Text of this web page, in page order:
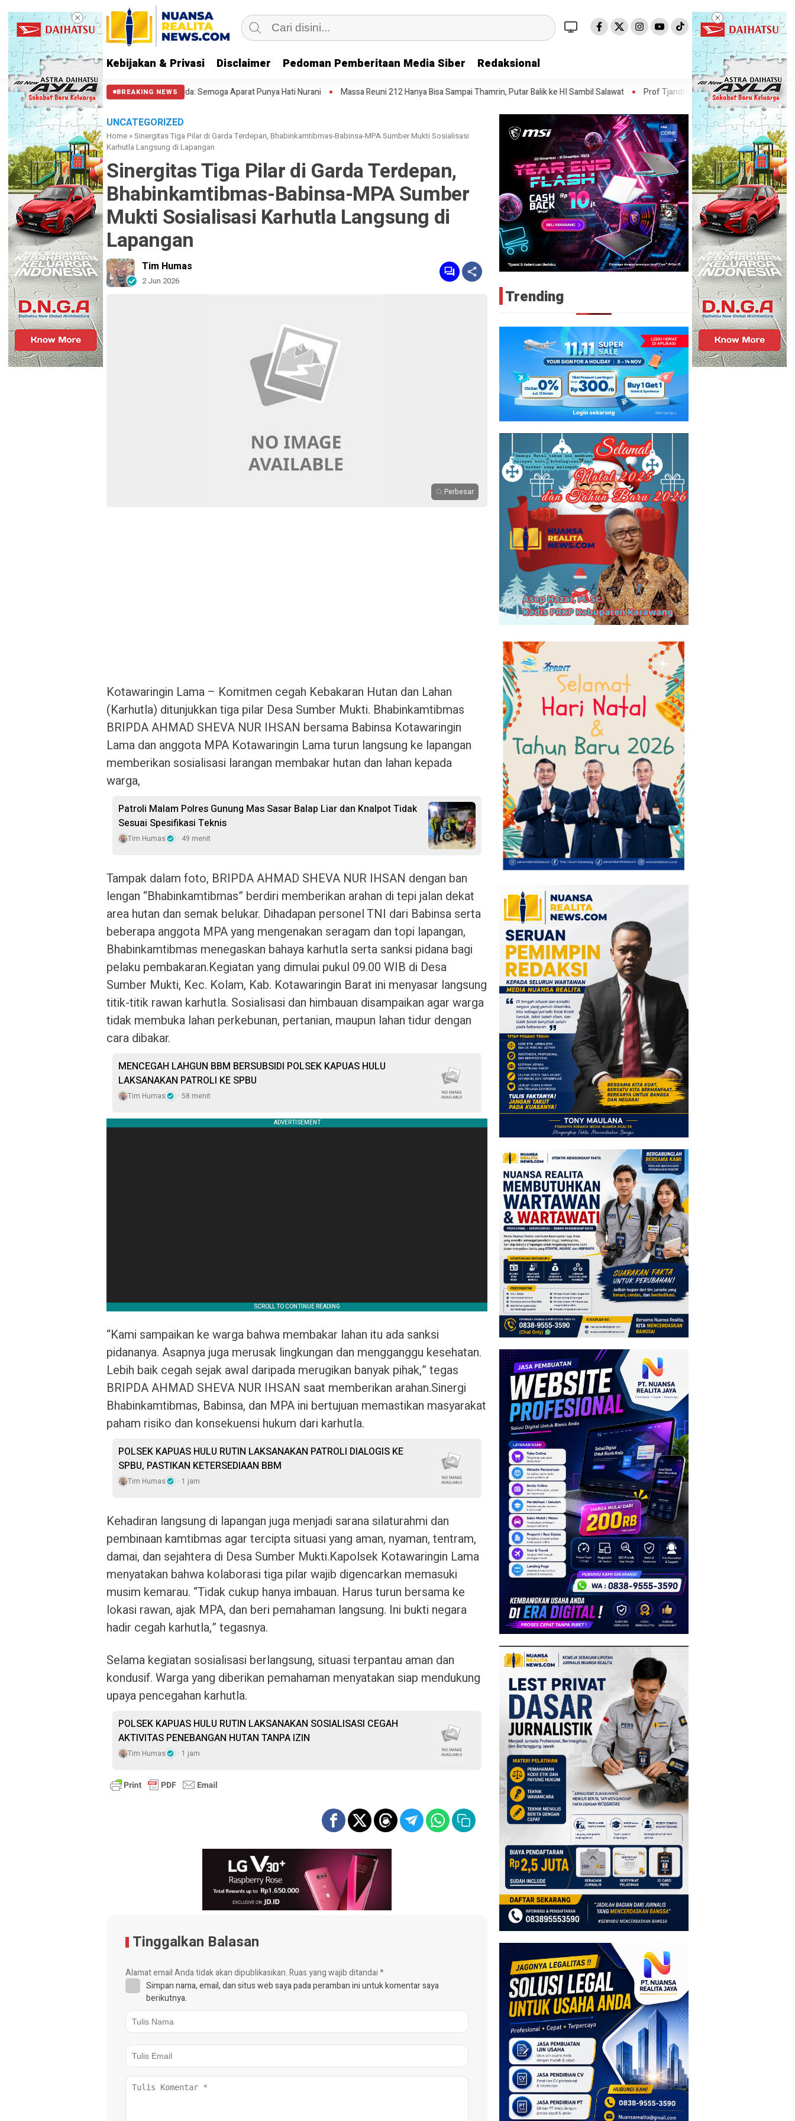
Kebijakan & Privasi Disclaimer Pedoman Pemberitaan Media Siber Redaksional
BREAKING NEWS
Halangi Massa di Patung Kuda: Semoga Aparat Punya Hati Nurani Massa Reuni 212 Hanya Bisa Sampai Thamrin, Putar Balik ke HI Sambil Salawat Prof Tjandra: Varian Omicron Mungkin Berdampak pada Obat
UNCATEGORIZED
Home »Sinergitas Tiga Pilar di Garda Terdepan, Bhabinkamtibmas-Babinsa-MPA Sumber Mukti Sosialisasi
Karhutla Langsung di Lapangan
Sinergitas Tiga Pilar di Garda Terdepan,
Bhabinkamtibmas-Babinsa-MPA Sumber
Mukti Sosialisasi Karhutla Langsung di
Lapangan
Tim Humas
2 Jun 2026
Perbesar
Kotawaringin Lama – Komitmen cegah Kebakaran Hutan dan Lahan
(Karhutla) ditunjukkan tiga pilar Desa Sumber Mukti. Bhabinkamtibmas
BRIPDA AHMAD SHEVA NUR IHSAN bersama Babinsa Kotawaringin
Lama dan anggota MPA Kotawaringin Lama turun langsung ke lapangan
memberikan sosialisasi larangan membakar hutan dan lahan kepada
warga,
Patroli Malam Polres Gunung Mas Sasar Balap Liar dan Knalpot Tidak
Sesuai Spesifikasi Teknis
Tim Humas 49 menit
Tampak dalam foto, BRIPDA AHMAD SHEVA NUR IHSAN dengan ban
lengan “Bhabinkamtibmas” berdiri memberikan arahan di tepi jalan dekat
area hutan dan semak belukar. Dihadapan personel TNI dari Babinsa serta
beberapa anggota MPA yang mengenakan seragam dan topi lapangan,
Bhabinkamtibmas menegaskan bahaya karhutla serta sanksi pidana bagi
pelaku pembakaran.Kegiatan yang dimulai pukul 09.00 WIB di Desa
Sumber Mukti, Kec. Kolam, Kab. Kotawaringin Barat ini menyasar langsung
titik-titik rawan karhutla. Sosialisasi dan himbauan disampaikan agar warga
tidak membuka lahan perkebunan, pertanian, maupun lahan tidur dengan
cara dibakar.
MENCEGAH LAHGUN BBM BERSUBSIDI POLSEK KAPUAS HULU
LAKSANAKAN PATROLI KE SPBU
Tim Humas 58 menit
“Kami sampaikan ke warga bahwa membakar lahan itu ada sanksi
pidananya. Asapnya juga merusak lingkungan dan mengganggu kesehatan.
Lebih baik cegah sejak awal daripada merugikan banyak pihak,” tegas
BRIPDA AHMAD SHEVA NUR IHSAN saat memberikan arahan.Sinergi
Bhabinkamtibmas, Babinsa, dan MPA ini bertujuan memastikan masyarakat
paham risiko dan konsekuensi hukum dari karhutla.
POLSEK KAPUAS HULU RUTIN LAKSANAKAN PATROLI DIALOGIS KE
SPBU, PASTIKAN KETERSEDIAAN BBM
Tim Humas 1 jam
Kehadiran langsung di lapangan juga menjadi sarana silaturahmi dan
pembinaan kamtibmas agar tercipta situasi yang aman, nyaman, tentram,
damai, dan sejahtera di Desa Sumber Mukti.Kapolsek Kotawaringin Lama
menyatakan bahwa kolaborasi tiga pilar wajib digencarkan memasuki
musim kemarau. “Tidak cukup hanya imbauan. Harus turun bersama ke
lokasi rawan, ajak MPA, dan beri pemahaman langsung. Ini bukti negara
hadir cegah karhutla,” tegasnya.
Selama kegiatan sosialisasi berlangsung, situasi terpantau aman dan
kondusif. Warga yang diberikan pemahaman menyatakan siap mendukung
upaya pencegahan karhutla.
POLSEK KAPUAS HULU RUTIN LAKSANAKAN SOSIALISASI CEGAH
AKTIVITAS PENEBANGAN HUTAN TANPA IZIN
Tim Humas 1 jam
Tinggalkan Balasan
Alamat email Anda tidak akan dipublikasikan.Ruas yang wajib ditandai*
Simpan nama, email, dan situs web saya pada peramban ini untuk komentar saya
berikutnya.
Trending